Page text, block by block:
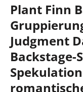
Plant Finn
Judgment
Backstage-